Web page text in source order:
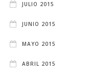
JULIO 2015
JUNIO 2015
MAYO 2015
ABRIL 2015